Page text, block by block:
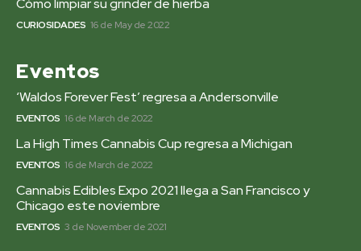
Cómo limpiar su grinder de hierba
CURIOSIDADES 16 de May de 2022
Eventos
‘Waldos Forever Fest’ regresa a Andersonville
EVENTOS 16 de March de 2022
La High Times Cannabis Cup regresa a Michigan
EVENTOS 16 de March de 2022
Cannabis Edibles Expo 2021 llega a San Francisco y
Chicago este noviembre
EVENTOS 3 de November de 2021